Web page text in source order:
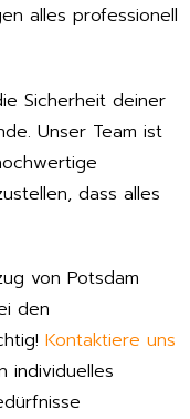
alles professionell
Sicherheit deiner
Unser Team ist
dass alles
von Potsdam
den
Kontaktiere uns
individuelles